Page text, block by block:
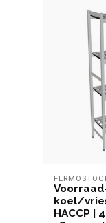
koel/
HACCP |